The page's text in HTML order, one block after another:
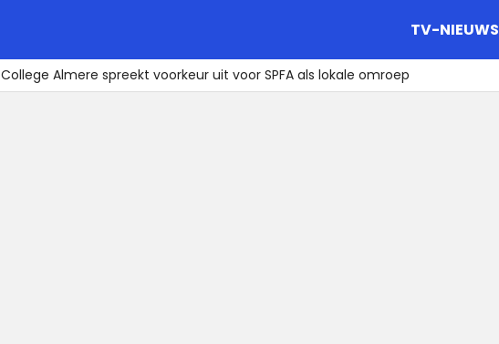
TV-NIEUWS
College Almere spreekt voorkeur uit voor SPFA als lokale omroep